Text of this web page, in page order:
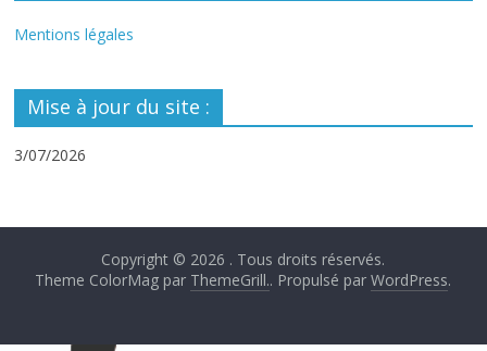
Mentions légales
Mise à jour du site :
3/07/2026
Copyright © 2026 . Tous droits réservés.
Theme ColorMag par ThemeGrill.. Propulsé parWordPress.